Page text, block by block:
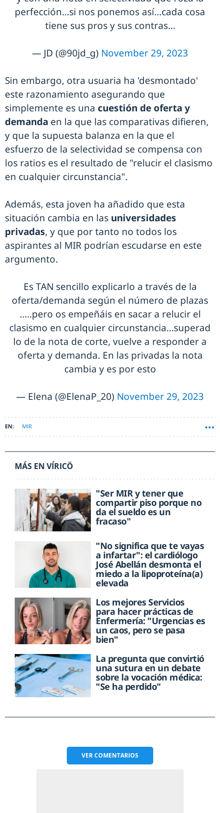
perfección...si nos ponemos así...cada cosa
tiene sus pros y sus contras...
— JD (@90jd_g) November 29, 2023
Sin embargo, otra usuaria ha 'desmontado'
este razonamiento asegurando que
simplemente es una cuestión de oferta y
demanda en la que las comparativas difieren,
y que la supuesta balanza en la que el
esfuerzo de la selectividad se compensa con
los ratios es el resultado de "relucir el clasismo
en cualquier circunstancia".
Además, esta joven ha añadido que esta
situación cambia en las universidades
privadas, y que por tanto no todos los
aspirantes al MIR podrían escudarse en este
argumento.
Es TAN sencillo explicarlo a través de la
oferta/demanda según el número de plazas
…..pero os empeñáis en sacar a relucir el
clasismo en cualquier circunstancia…superad
lo de la nota de corte, vuelve a responder a
oferta y demanda. En las privadas la nota
cambia y es por esto
— Elena (@ElenaP_20) November 29, 2023
MIR
MÁS EN VÍRICÖ
"Ser MIR y tener que
compartir piso porque no
da el sueldo es un
fracaso"
"No significa que te vayas
a infartar": el cardiólogo
José Abellán desmonta el
miedo a la lipoproteína(a)
elevada
Los mejores Servicios
para hacer prácticas de
Enfermería: "Urgencias es
un caos, pero se pasa
bien"
La pregunta que convirtió
una sutura en un debate
sobre la vocación médica:
"Se ha perdido"
VERCOMENTARIOS